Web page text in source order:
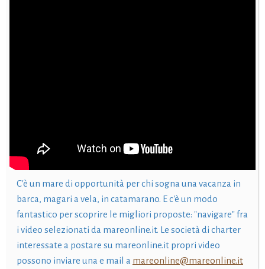
C'è un mare di opportunità per chi sogna una vacanza in
barca, magari a vela, in catamarano. E c'è un modo
fantastico per scoprire le migliori proposte: "navigare" fra
i video selezionati da mareonline.it. Le società di charter
interessate a postare su mareonline.it propri video
possono inviare una e mail a mareonline@mareonline.it